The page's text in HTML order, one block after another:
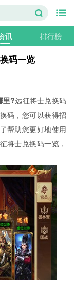
讯 排行榜
码一览
里?远征将士兑换码
码，您可以获得招
帮助您更好地使用
将士兑换码一览，